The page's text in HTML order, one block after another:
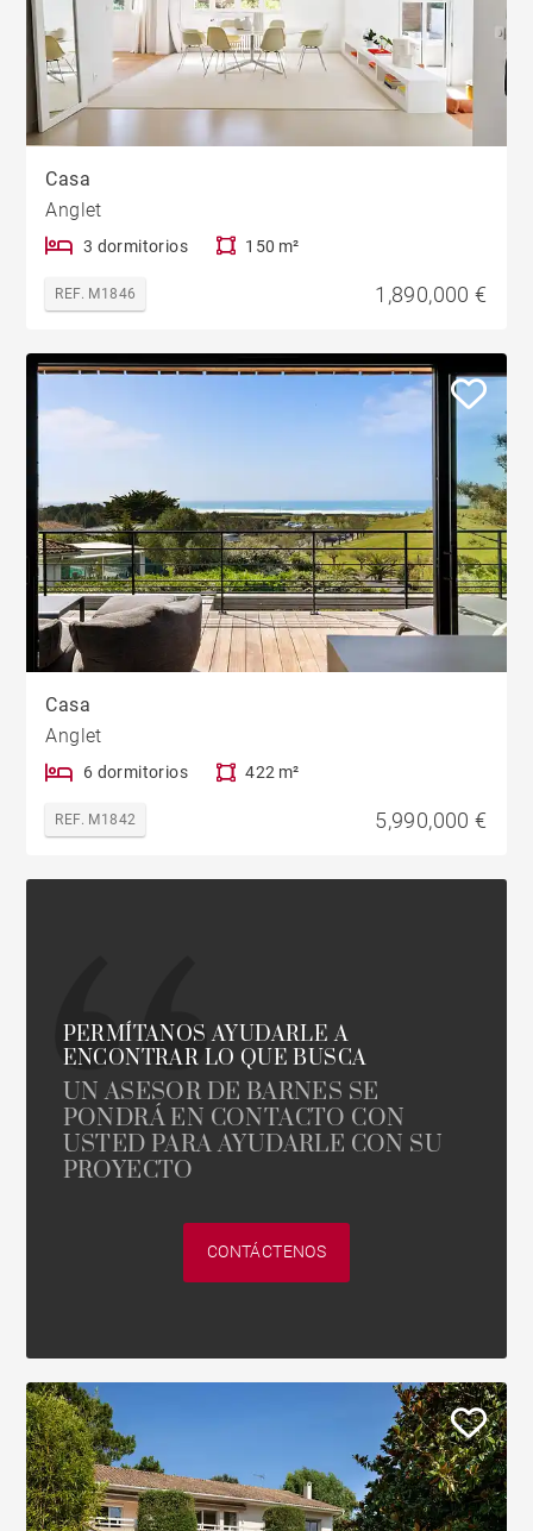
Casa
Anglet
3 dormitorios 150 m²
REF. M1846 1,890,000 €
Casa
Anglet
6 dormitorios 422 m²
REF. M1842 5,990,000 €
PERMÍTANOS AYUDARLE A
ENCONTRAR LO QUE BUSCA
UN ASESOR DE BARNES SE
PONDRÁ EN CONTACTO CON
USTED PARA AYUDARLE CON SU
PROYECTO
CONTÁCTENOS